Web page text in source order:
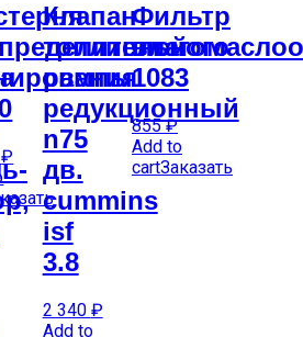
₽
Клапан
топливной
рампы
редукционный
n75
дв.
cummins
isf
3.8
2 340 ₽
Add to
Фильтр
1083
855₽
Add to
cartЗаказать